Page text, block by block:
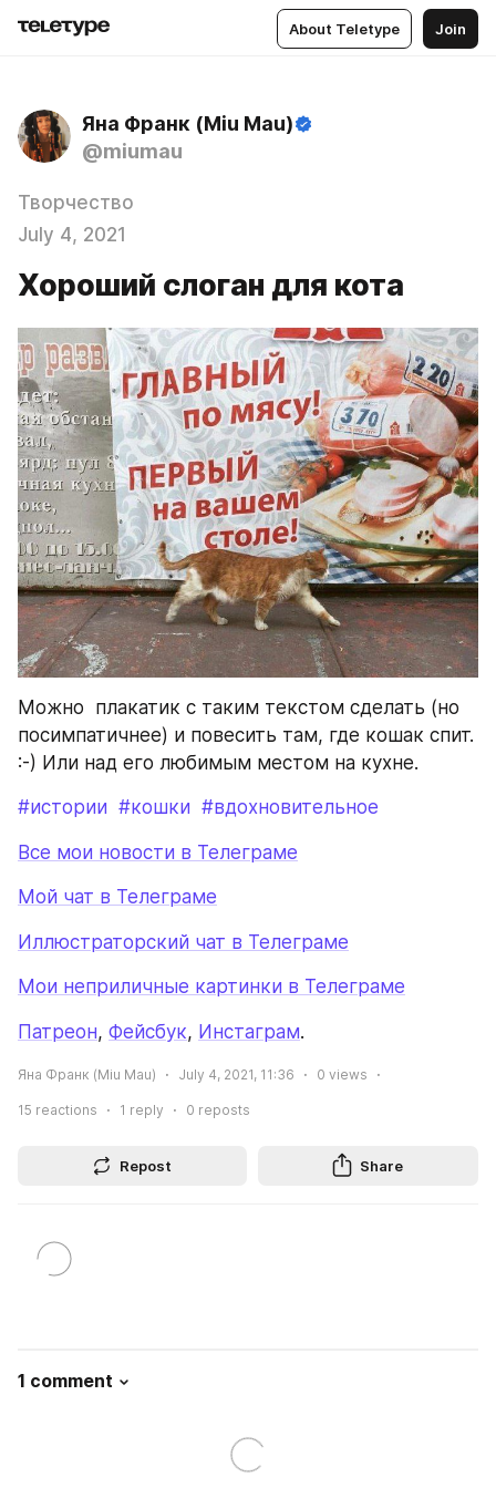
About Teletype Join
Яна Франк (Miu Mau)
@miumau
Творчество
July 4, 2021
Хороший слоган для кота
Можно  плакатик с таким текстом сделать (но
посимпатичнее) и повесить там, где кошак спит.
:-) Или над его любимым местом на кухне.
#истории #кошки #вдохновительное
Все мои новости в Телеграме
Мой чат в Телеграме
Иллюстраторский чат в Телеграме
Мои неприличные картинки в Телеграме
Патреон, Фейсбук, Инстаграм.
Яна Франк (Miu Mau) July 4, 2021, 11:36 0 views
15 reactions 1 reply 0 reposts
Repost Share
1 comment